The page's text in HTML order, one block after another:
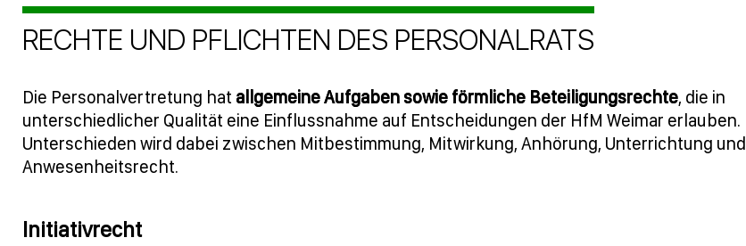
RECHTE UND PFLICHTEN DES PERSONALRATS
Die Personalvertretung hat allgemeine Aufgaben sowie förmliche Beteiligungsrechte, die in
unterschiedlicher Qualität eine Einflussnahme auf Entscheidungen der HfM Weimar erlauben.
Unterschieden wird dabei zwischen Mitbestimmung, Mitwirkung, Anhörung, Unterrichtung und
Anwesenheitsrecht.
Initiativrecht